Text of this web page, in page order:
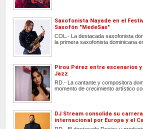
Saxofonista Nayade en el
Saxofón "MedeSax"
COL.- La destacada saxofonista
la primera saxofonista dominicana
Pirou Pérez entre escenarios
Jazz
RD.- La cantante y compositora
momento de crecimiento artístico
DJ Stream consolida su
internacional por Europa y el